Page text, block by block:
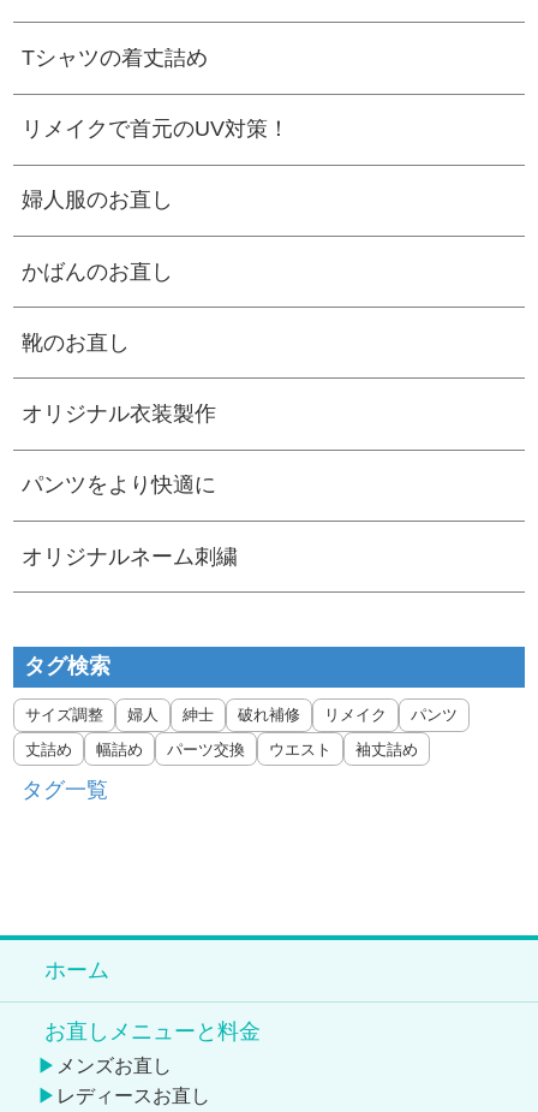
Tシャツの着丈詰め
リメイクで首元のUV対策！
婦人服のお直し
かばんのお直し
靴のお直し
オリジナル衣装製作
パンツをより快適に
オリジナルネーム刺繍
タグ検索
サイズ調整 婦人 紳士 破れ補修 リメイク
パンツ
丈詰め
幅詰め パーツ交換 ウエスト 袖丈詰め
タグ一覧
ホーム
お直しメニューと料金
メンズお直し
レディースお直し